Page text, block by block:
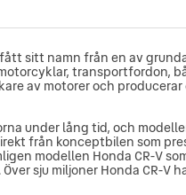
sitt namn från en av
transportfordon,
av motorer och producerar
under lång tid, och
från konceptbilen som
modellen Honda CR-V
sju miljoner Honda CR-V